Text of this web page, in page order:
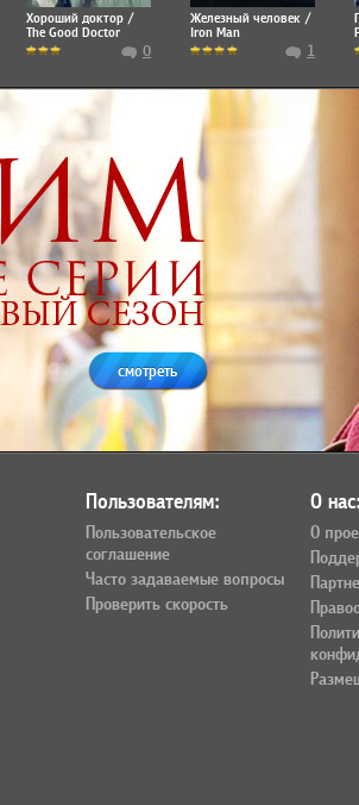
Хороший доктор /
The Good Doctor
0
Железный человек /
Iron Man
1
смотреть
Пользователям:
Пользовательское
соглашение
Часто задаваемые вопросы
Проверить скорость
О
О